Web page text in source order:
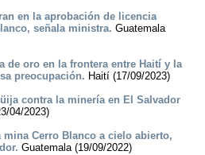
en la aprobación de licencia
señala ministra. Guatemala
de oro en la frontera entre Haití y la
preocupación. Haití (17/09/2023)
contra la minería en El Salvador
04/2023)
mina Cerro Blanco a cielo abierto,
Guatemala (19/09/2022)